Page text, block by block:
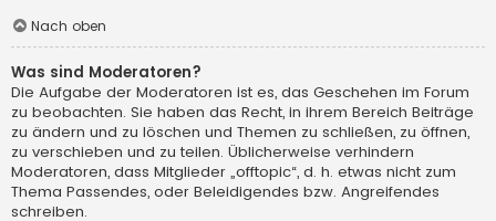
Nach oben
Was sind Moderatoren?
Die Aufgabe der Moderatoren ist es, das Geschehen im Forum
zu beobachten. Sie haben das Recht, in ihrem Bereich Beiträge
zu ändern und zu löschen und Themen zu schließen, zu öffnen,
zu verschieben und zu teilen. Üblicherweise verhindern
Moderatoren, dass Mitglieder „offtopic“, d. h. etwas nicht zum
Thema Passendes, oder Beleidigendes bzw. Angreifendes
schreiben.